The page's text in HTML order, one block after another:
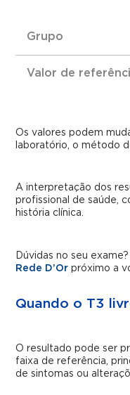
Grupo
Valor de
Os valores podem
laboratório, o método
A interpretação dos
profissional de saúde,
história clínica.
Dúvidas no seu
Rede D’Or próximo a
Quando o T3
O resultado pode ser
faixa de referência,
de sintomas ou